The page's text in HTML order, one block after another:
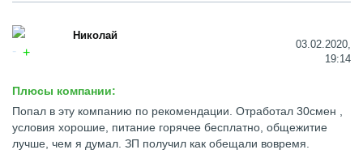
Николай
03.02.2020,
19:14
Плюсы компании:
Попал в эту компанию по рекомендации. Отработал 30смен ,
условия хорошие, питание горячее бесплатно, общежитие
лучше, чем я думал. ЗП получил как обещали вовремя.